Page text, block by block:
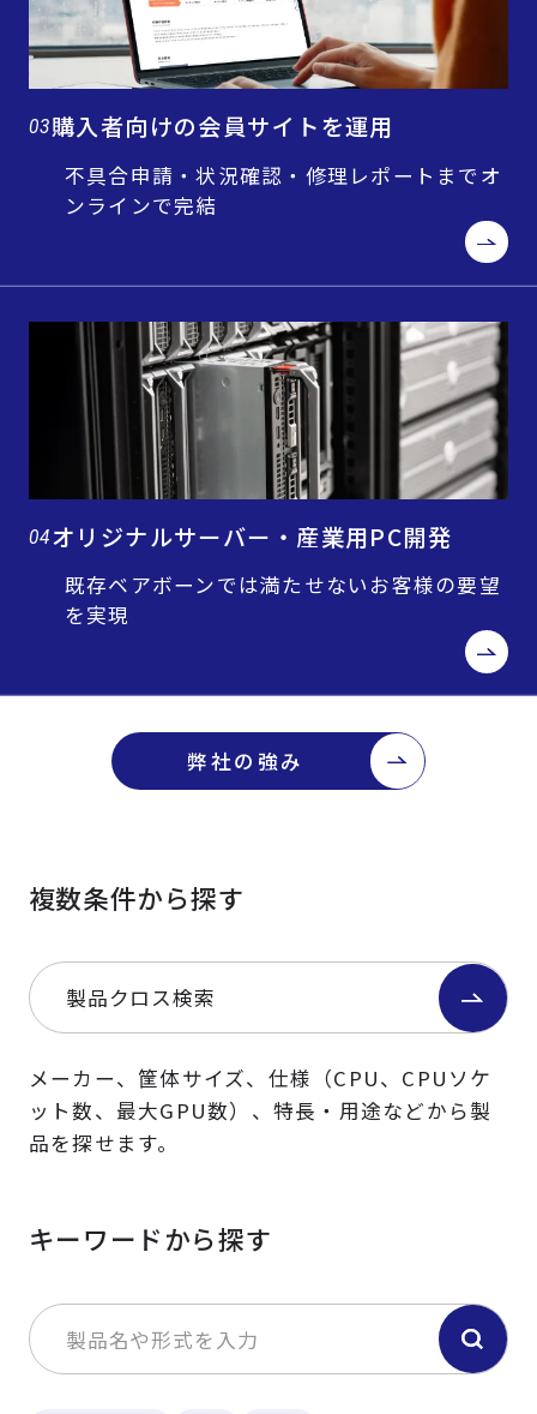
03購入者向けの会員サイトを運用
不具合申請・状況確認・修理レポートまでオ
ンラインで完結
04オリジナルサーバー・産業用PC開発
既存ベアボーンでは満たせないお客様の要望
を実現
弊社の強み
複数条件から探す
製品クロス検索
メーカー、筐体サイズ、仕様（CPU、CPUソケ
ット数、最大GPU数）、特長・用途などから製
品を探せます。
キーワードから探す